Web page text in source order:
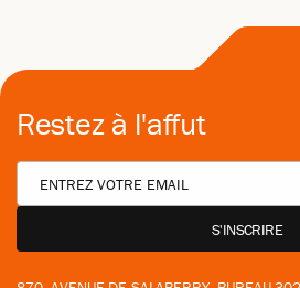
Restez à l'affut